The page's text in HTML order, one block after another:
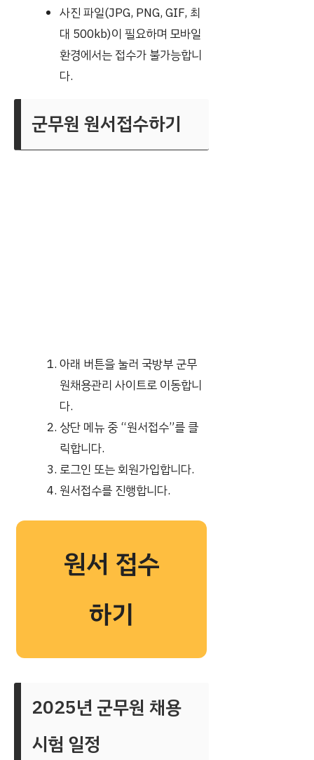
사진 파일(JPG, PNG, GIF, 최
대 500kb)이 필요하며 모바일
환경에서는 접수가 불가능합니
다.
군무원 원서접수하기
아래 버튼을 눌러 국방부 군무
원채용관리 사이트로 이동합니
다.
상단 메뉴 중 “원서접수”를 클
릭합니다.
로그인 또는 회원가입합니다.
원서접수를 진행합니다.
원서 접수
하기
2025년 군무원 채용
시험 일정